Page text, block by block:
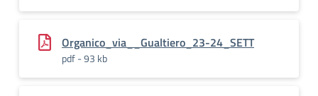
Organico_via__Gualtiero_23-24_SETT
pdf - 93 kb